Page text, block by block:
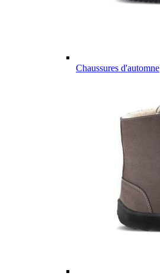
Chaussures d'automne